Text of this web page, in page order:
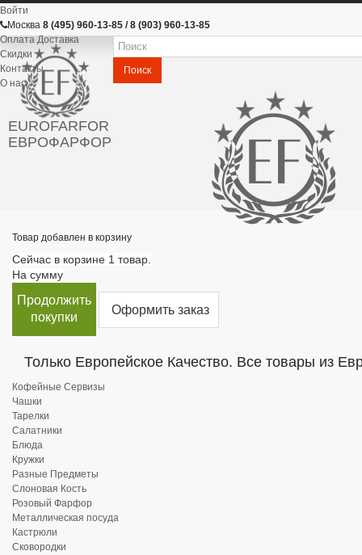
Войти
Москва 8 (495) 960-13-85 / 8 (903) 960-13-85
Оплата Доставка
Скидки
Контакты
О нас
EUROFARFOR
ЕВРОФАРФОР
Поиск
Товар добавлен в корзину
Сейчас в корзине 1 товар.
На сумму
Продолжить
покупки
Оформить заказ
Только Европейское Качество. Все товары из
Кофейные Сервизы
Чашки
Тарелки
Салатники
Блюда
Кружки
Разные Предметы
Слоновая Кость
Розовый Фарфор
Металлическая посуда
Кастрюли
Сковородки